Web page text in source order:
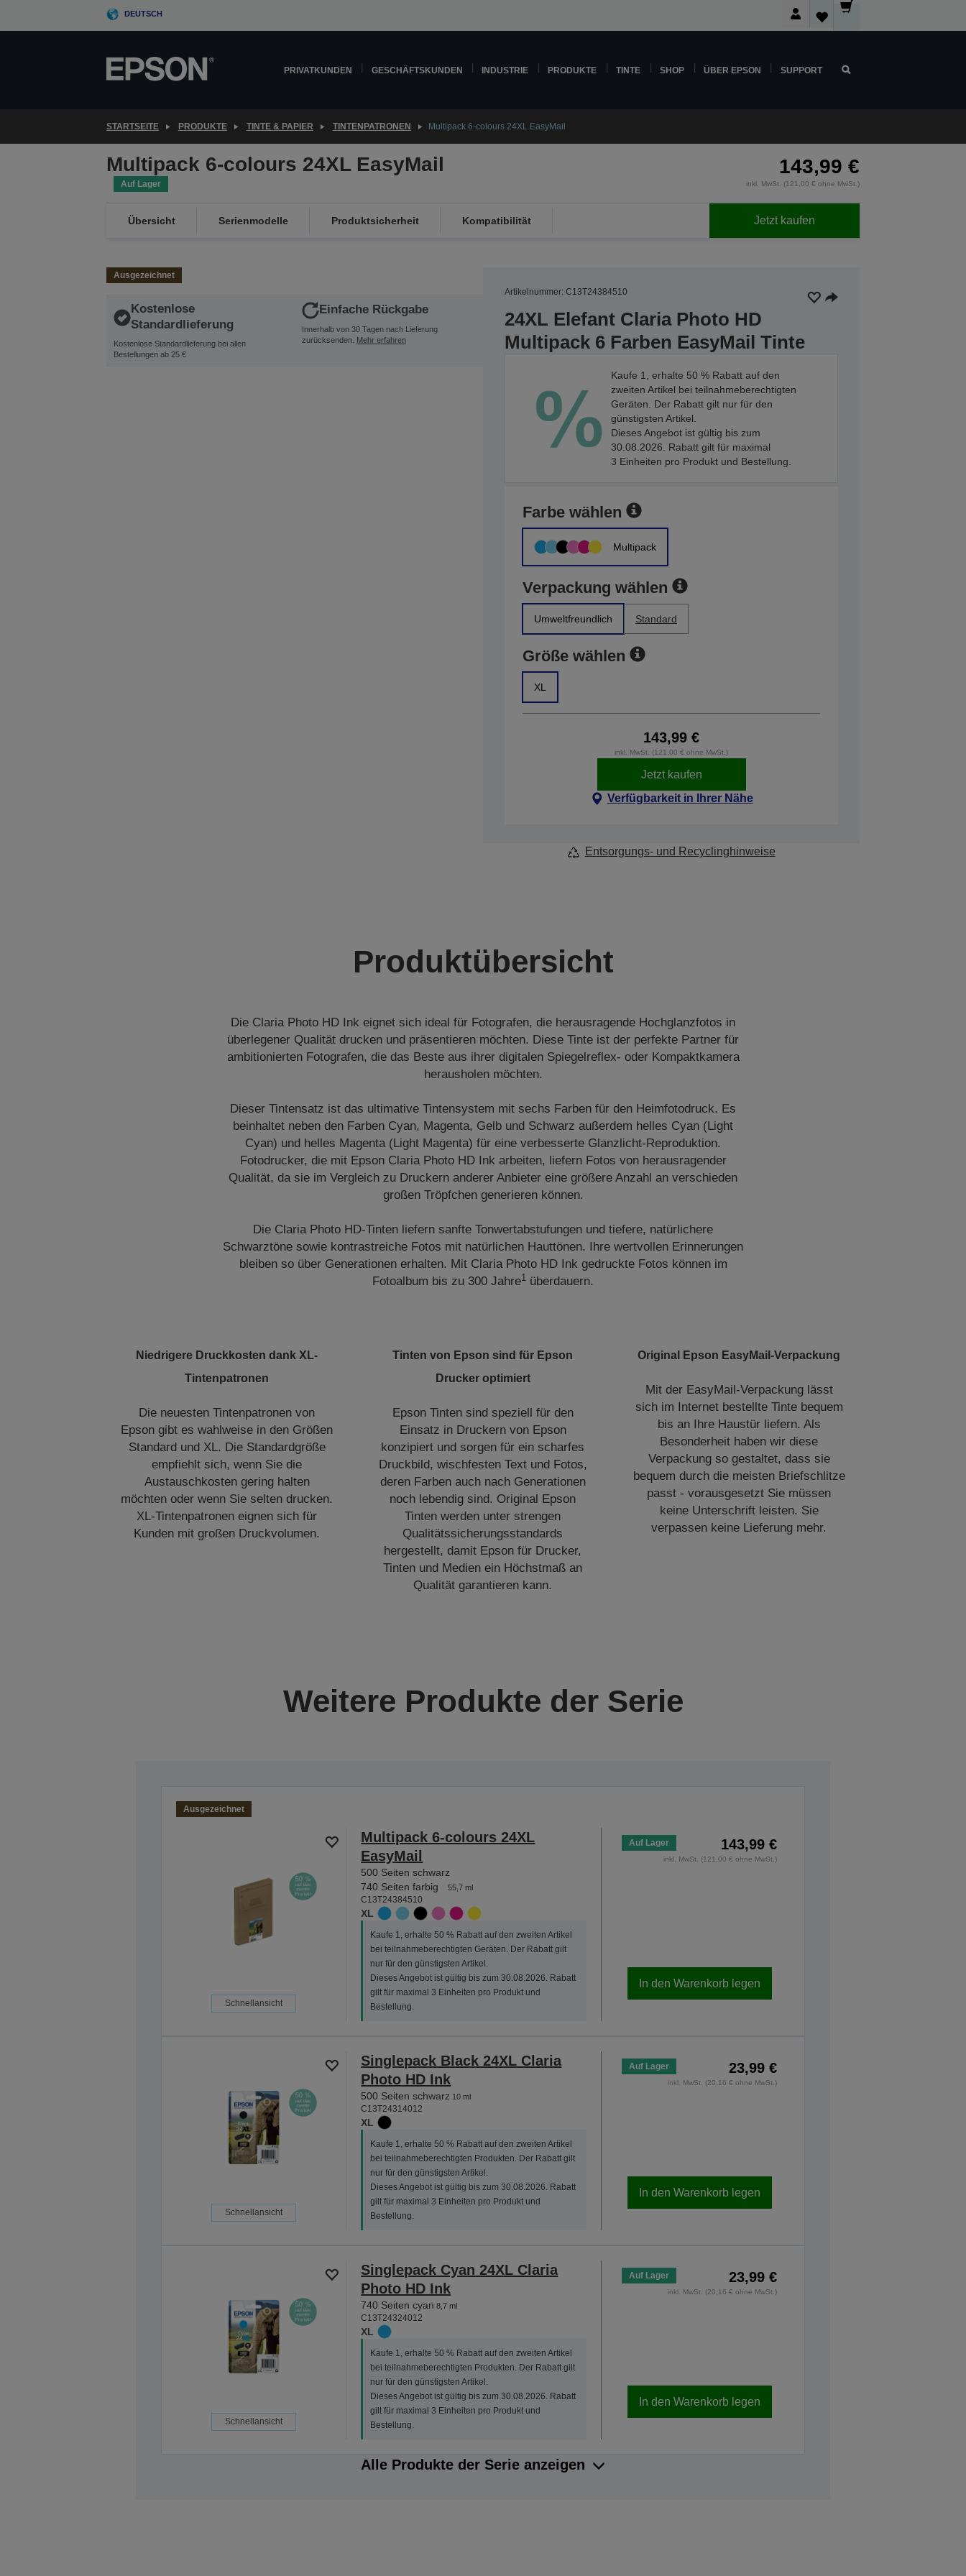
DEUTSCH
PRIVATKUNDEN GESCHÄFTSKUNDEN INDUSTRIE PRODUKTE TINTE SHOP ÜBER EPSON SUPPORT
STARTSEITE PRODUKTE TINTE & PAPIER TINTENPATRONEN Multipack 6-colours 24XL EasyMail
Multipack 6-colours 24XL EasyMail
Auf Lager
143,99 €
inkl. MwSt. (121,00 € ohne MwSt.)
Übersicht Serienmodelle Produktsicherheit Kompatibilität Jetzt kaufen
Ausgezeichnet
Kostenlose
Standardlieferung
Kostenlose Standardlieferung bei allen
Bestellungen ab 25 €
Einfache Rückgabe
Innerhalb von 30 Tagen nach Lieferung
zurücksenden. Mehr erfahren
Artikelnummer: C13T24384510
24XL Elefant Claria Photo HD
Multipack 6 Farben EasyMail Tinte
Kaufe 1, erhalte 50 % Rabatt auf den
zweiten Artikel bei teilnahmeberechtigten
Geräten. Der Rabatt gilt nur für den
günstigsten Artikel.
Dieses Angebot ist gültig bis zum
30.08.2026. Rabatt gilt für maximal
3 Einheiten pro Produkt und Bestellung.
Farbe wählen
Multipack
Verpackung wählen
Umweltfreundlich Standard
Größe wählen
XL
143,99 €
inkl. MwSt. (121,00 € ohne MwSt.)
Jetzt kaufen
Verfügbarkeit in Ihrer Nähe
Entsorgungs- und Recyclinghinweise
Produktübersicht
Die Claria Photo HD Ink eignet sich ideal für Fotografen, die herausragende Hochglanzfotos in
überlegener Qualität drucken und präsentieren möchten. Diese Tinte ist der perfekte Partner für
ambitionierten Fotografen, die das Beste aus ihrer digitalen Spiegelreflex- oder Kompaktkamera
herausholen möchten.
Dieser Tintensatz ist das ultimative Tintensystem mit sechs Farben für den Heimfotodruck. Es
beinhaltet neben den Farben Cyan, Magenta, Gelb und Schwarz außerdem helles Cyan (Light
Cyan) und helles Magenta (Light Magenta) für eine verbesserte Glanzlicht-Reproduktion.
Fotodrucker, die mit Epson Claria Photo HD Ink arbeiten, liefern Fotos von herausragender
Qualität, da sie im Vergleich zu Druckern anderer Anbieter eine größere Anzahl an verschieden
großen Tröpfchen generieren können.
Die Claria Photo HD-Tinten liefern sanfte Tonwertabstufungen und tiefere, natürlichere
Schwarztöne sowie kontrastreiche Fotos mit natürlichen Hauttönen. Ihre wertvollen Erinnerungen
bleiben so über Generationen erhalten. Mit Claria Photo HD Ink gedruckte Fotos können im
Fotoalbum bis zu 300 Jahre1 überdauern.
Niedrigere Druckkosten dank XL-
Tintenpatronen
Die neuesten Tintenpatronen von
Epson gibt es wahlweise in den Größen
Standard und XL. Die Standardgröße
empfiehlt sich, wenn Sie die
Austauschkosten gering halten
möchten oder wenn Sie selten drucken.
XL-Tintenpatronen eignen sich für
Kunden mit großen Druckvolumen.
Tinten von Epson sind für Epson
Drucker optimiert
Epson Tinten sind speziell für den
Einsatz in Druckern von Epson
konzipiert und sorgen für ein scharfes
Druckbild, wischfesten Text und Fotos,
deren Farben auch nach Generationen
noch lebendig sind. Original Epson
Tinten werden unter strengen
Qualitätssicherungsstandards
hergestellt, damit Epson für Drucker,
Tinten und Medien ein Höchstmaß an
Qualität garantieren kann.
Original Epson EasyMail-Verpackung
Mit der EasyMail-Verpackung lässt
sich im Internet bestellte Tinte bequem
bis an Ihre Haustür liefern. Als
Besonderheit haben wir diese
Verpackung so gestaltet, dass sie
bequem durch die meisten Briefschlitze
passt - vorausgesetzt Sie müssen
keine Unterschrift leisten. Sie
verpassen keine Lieferung mehr.
Weitere Produkte der Serie
Ausgezeichnet
Schnellansicht
Multipack 6-colours 24XL
EasyMail
500 Seiten schwarz
740 Seiten farbig
55,7 ml
C13T24384510
XL
Kaufe 1, erhalte 50 % Rabatt auf den zweiten Artikel
bei teilnahmeberechtigten Geräten. Der Rabatt gilt
nur für den günstigsten Artikel.
Dieses Angebot ist gültig bis zum 30.08.2026. Rabatt
gilt für maximal 3 Einheiten pro Produkt und
Bestellung.
Auf Lager 143,99 €
inkl. MwSt. (121,00 € ohne MwSt.)
In den Warenkorb legen
Schnellansicht
Singlepack Black 24XL Claria
Photo HD Ink
500 Seiten schwarz 10 ml
C13T24314012
XL
Kaufe 1, erhalte 50 % Rabatt auf den zweiten Artikel
bei teilnahmeberechtigten Produkten. Der Rabatt gilt
nur für den günstigsten Artikel.
Dieses Angebot ist gültig bis zum 30.08.2026. Rabatt
gilt für maximal 3 Einheiten pro Produkt und
Bestellung.
Auf Lager 23,99 €
inkl. MwSt. (20,16 € ohne MwSt.)
In den Warenkorb legen
Schnellansicht
Singlepack Cyan 24XL Claria
Photo HD Ink
740 Seiten cyan 8,7 ml
C13T24324012
XL
Kaufe 1, erhalte 50 % Rabatt auf den zweiten Artikel
bei teilnahmeberechtigten Produkten. Der Rabatt gilt
nur für den günstigsten Artikel.
Dieses Angebot ist gültig bis zum 30.08.2026. Rabatt
gilt für maximal 3 Einheiten pro Produkt und
Bestellung.
Auf Lager 23,99 €
inkl. MwSt. (20,16 € ohne MwSt.)
In den Warenkorb legen
Alle Produkte der Serie anzeigen